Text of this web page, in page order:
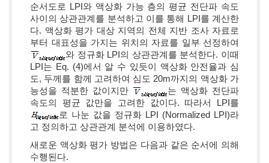
순서도로 LPI와 액상화 가능 층의 평균 전단파 속도
사이의 상관관계를 분석하고 이를 통해 LPI를 계산한
다. 액상화 평가 대상 지역의 전체 지반 조사 자료로
부터 대표성을 가지는 위치의 자료를 일부 선정하여
와 정규화 LPI의 상관관계를 분석한다. 이때
LPI는 Eq. (4)에서 알 수 있듯이 액상화 안전율과 심
도, 두께를 함께 고려하여 심도 20m까지의 액상화 가
능성을 적분한 값이지만
는 액상화 전단파
속도의 평균 값만을 고려한 값이다. 따라서 LPI를
로 나눈 값을 정규화 LPI (Normalized LPI)라
고 정의하고 상관관계 분석에 이용하였다.
새로운 액상화 평가 방법은 다음과 같은 순서에 의해
수행된다.